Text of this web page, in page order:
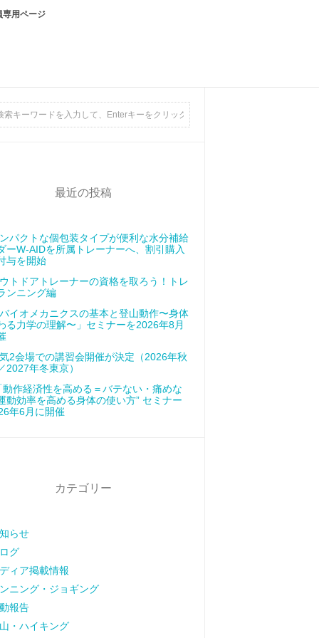
専用ページ
最近の投稿
パクトな個包装タイプが便利な水分補給
ーW-AIDを所属トレーナーへ、割引購入
与を開始
トドアトレーナーの資格を取ろう！トレ
ンニング編
イオメカニクスの基本と登山動作〜身体
る力学の理解〜」セミナーを2026年8月
2会場での講習会開催が決定（2026年秋
2027年冬東京）
動作経済性を高める＝バテない・痛めな
動効率を高める身体の使い方” セミナー
年6月に開催
カテゴリー
らせ
グ
ィア掲載情報
ニング・ジョギング
報告
・ハイキング